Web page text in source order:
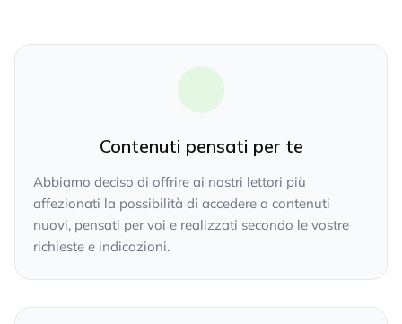
Contenuti pensati per te
Abbiamo deciso di offrire ai nostri lettori più
affezionati la possibilità di accedere a contenuti
nuovi, pensati per voi e realizzati secondo le vostre
richieste e indicazioni.